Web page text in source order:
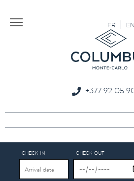
FR EN
+377 92 05
CHECK-IN CHECK-OUT